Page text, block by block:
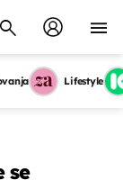
Lifestyle
se